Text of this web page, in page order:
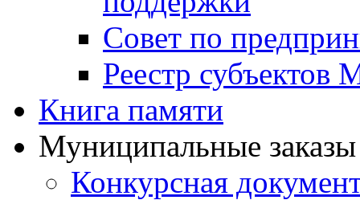
Совет по
Реестр
Книга памяти
Муниципальные
Конкурсная